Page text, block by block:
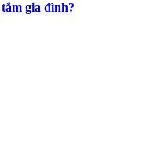
gia đình?